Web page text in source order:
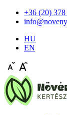
+36 (20) 378
HU
EN